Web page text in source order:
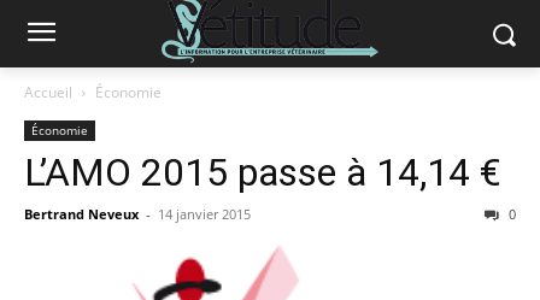
Accueil Économie
Économie
L’AMO 2015 passe à 14,14 €
Bertrand Neveux - 14 janvier 2015 0